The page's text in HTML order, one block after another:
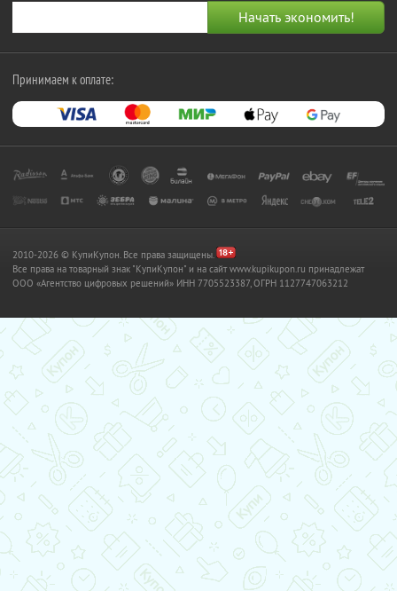
Принимаем к оплате:
2010-2026 © КупиКупон. Все права защищены.
Все права на товарный знак "КупиКупон" и на сайт www.kupikupon.ru принадлежат
OOO «Агентство цифровых решений» ИНН 7705523387, ОГРН 1127747063212